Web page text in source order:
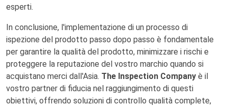
esperti.
In conclusione, l'implementazione di un processo di
ispezione del prodotto passo dopo passo è fondamentale
per garantire la qualità del prodotto, minimizzare i rischi e
proteggere la reputazione del vostro marchio quando si
acquistano merci dall'Asia. The Inspection Company è il
vostro partner di fiducia nel raggiungimento di questi
obiettivi, offrendo soluzioni di controllo qualità complete,